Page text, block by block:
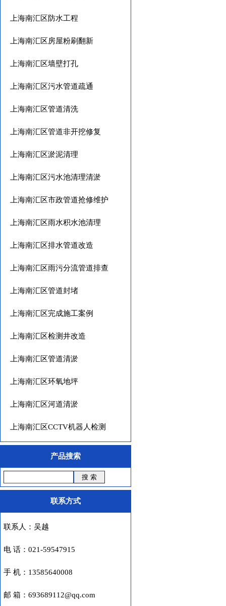
上海南汇区防水工程
上海南汇区房屋粉刷翻新
上海南汇区墙壁打孔
上海南汇区污水管道疏通
上海南汇区管道清洗
上海南汇区管道非开挖修复
上海南汇区淤泥清理
上海南汇区污水池清理清淤
上海南汇区市政管道抢修维护
上海南汇区雨水积水池清理
上海南汇区排水管道改造
上海南汇区雨污分流管道排查
上海南汇区管道封堵
上海南汇区完成施工案例
上海南汇区检测井改造
上海南汇区管道清淤
上海南汇区环氧地坪
上海南汇区河道清淤
上海南汇区CCTV机器人检测
产品搜索
联系方式
联系人：吴越
电 话：021-59547915
手 机：13585640008
邮 箱：693689112@qq.com